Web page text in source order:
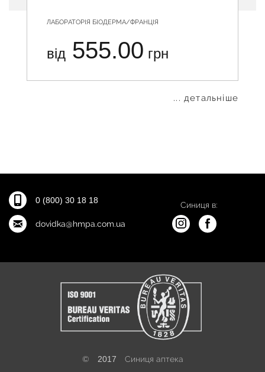
ЛАБОРАТОРІЯ БІОДЕРМА/ФРАНЦІЯ
від 555.00 грн
... детальніше
0 (800) 30 18 18
dovidka@hmpa.com.ua
Синиця в:
© 2017 Синиця аптека